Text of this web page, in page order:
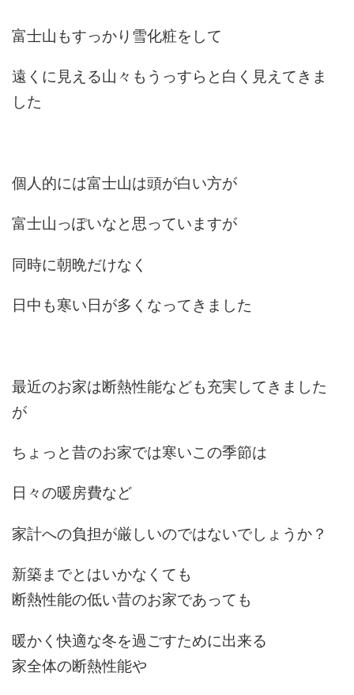
富士山もすっかり雪化粧をして
遠くに見える山々もうっすらと白く見えてきま
した
個人的には富士山は頭が白い方が
富士山っぽいなと思っていますが
同時に朝晩だけなく
日中も寒い日が多くなってきました
最近のお家は断熱性能なども充実してきました
が
ちょっと昔のお家では寒いこの季節は
日々の暖房費など
家計への負担が厳しいのではないでしょうか？
新築までとはいかなくても
断熱性能の低い昔のお家であっても
暖かく快適な冬を過ごすために出来る
家全体の断熱性能や